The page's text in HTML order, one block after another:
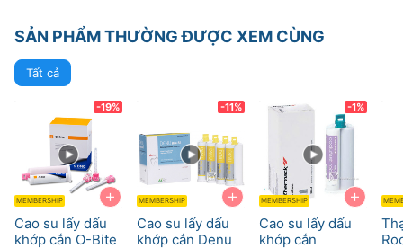
SẢN PHẨM THƯỜNG ĐƯỢC XEM CÙNG
Tất cả
+
-19%
MEMBERSHIP
Cao su lấy dấu
khớp cắn O-Bite
+
-11%
MEMBERSHIP
Cao su lấy dấu
khớp cắn Denu
+
-1%
MEMBERSHIP
Cao su lấy dấu
khớp cắn